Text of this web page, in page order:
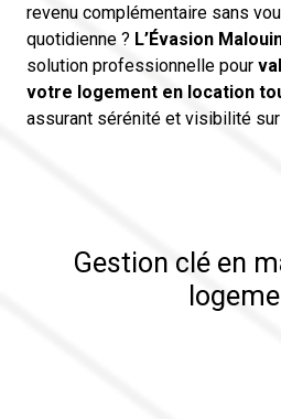
revenu complémentaire sans
quotidienne ? L’Évasion
solution professionnelle pour
votre logement en location
assurant sérénité et visibilité
Gestion clé en